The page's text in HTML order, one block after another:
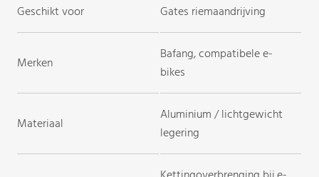
Geschikt voor Gates riemaandrijving
Merken
Bafang, compatibele e-
bikes
Materiaal
Aluminium / lichtgewicht
legering